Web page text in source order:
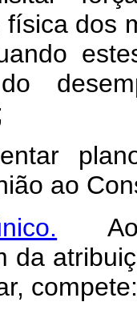
física dos
ao
Ao
da
compete: